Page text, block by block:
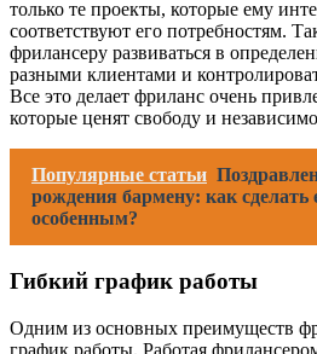
только те проекты, которые ему
соответствуют его потребностям.
фрилансеру развиваться в
разными клиентами и
Все это делает фриланс очень
которые ценят свободу и
Популярные статьи
рождения бармену: как сделать
особенным?
Гибкий график работы
Одним из основных преимуществ
график работы. Работая